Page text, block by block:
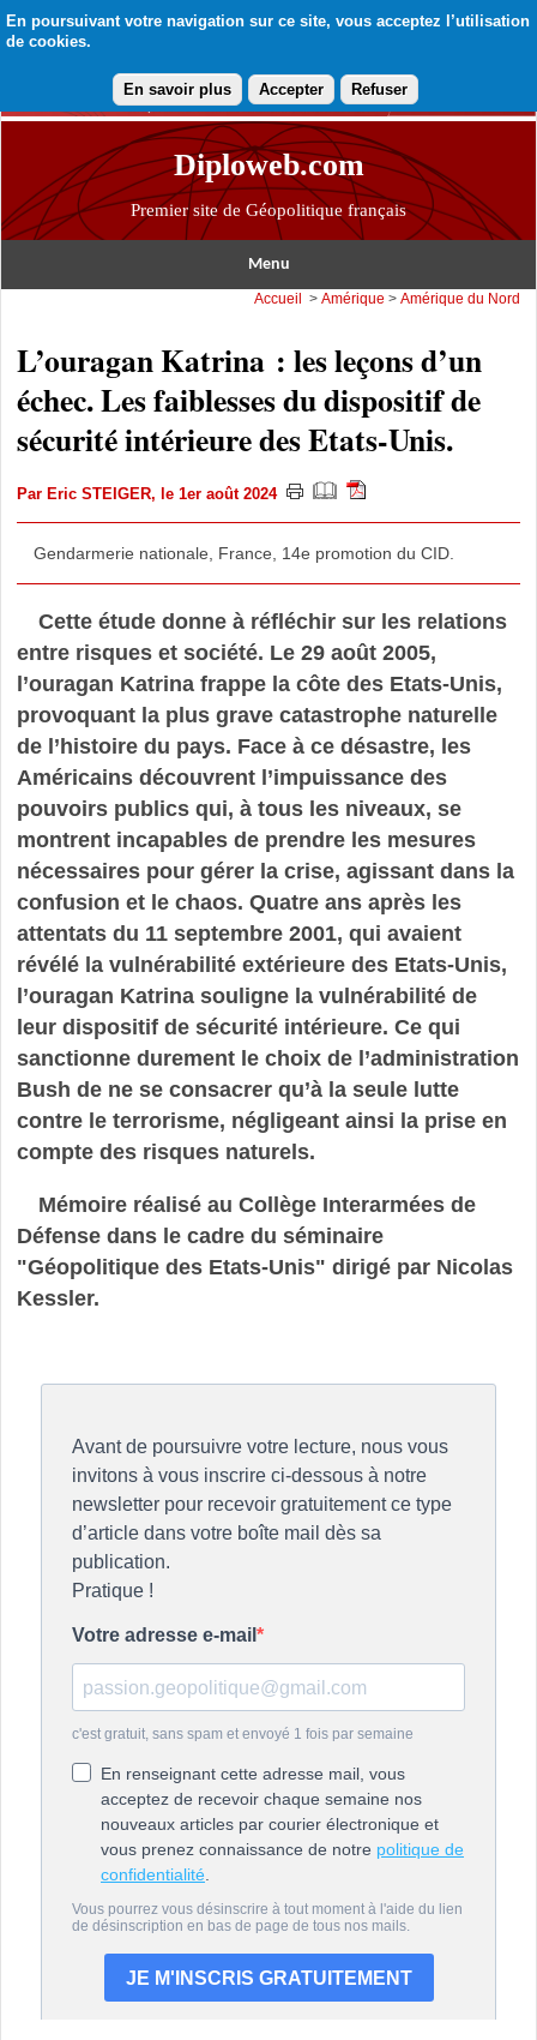
En poursuivant votre navigation sur ce site, vous acceptez l’utilisation
de cookies.
En savoir plus Accepter Refuser
Diploweb.com
Premier site de Géopolitique français
Menu
Accueil >Amérique >Amérique du Nord
L’ouragan Katrina : les leçons d’un
échec. Les faiblesses du dispositif de
sécurité intérieure des Etats-Unis.
Par Eric STEIGER, le 1er août 2024
Gendarmerie nationale, France, 14e promotion du CID.
Cette étude donne à réfléchir sur les relations
entre risques et société. Le 29 août 2005,
l’ouragan Katrina frappe la côte des Etats-Unis,
provoquant la plus grave catastrophe naturelle
de l’histoire du pays. Face à ce désastre, les
Américains découvrent l’impuissance des
pouvoirs publics qui, à tous les niveaux, se
montrent incapables de prendre les mesures
nécessaires pour gérer la crise, agissant dans la
confusion et le chaos. Quatre ans après les
attentats du 11 septembre 2001, qui avaient
révélé la vulnérabilité extérieure des Etats-Unis,
l’ouragan Katrina souligne la vulnérabilité de
leur dispositif de sécurité intérieure. Ce qui
sanctionne durement le choix de l’administration
Bush de ne se consacrer qu’à la seule lutte
contre le terrorisme, négligeant ainsi la prise en
compte des risques naturels.
Mémoire réalisé au Collège Interarmées de
Défense dans le cadre du séminaire
"Géopolitique des Etats-Unis" dirigé par Nicolas
Kessler.